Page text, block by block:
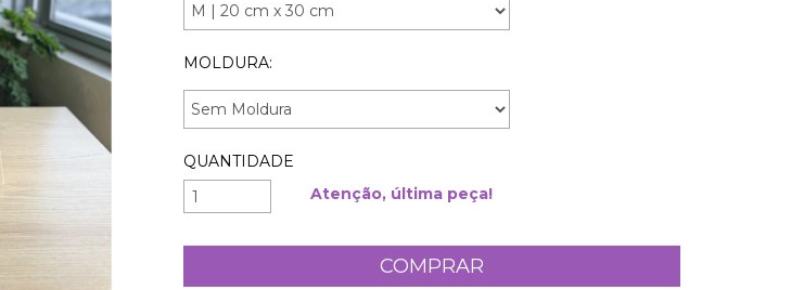
MOLDURA:
QUANTIDADE
Atenção, última peça!